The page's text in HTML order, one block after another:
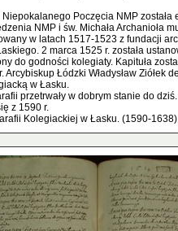
Niepokalanego Poczęcia NMP
NMP i św. Michała Archanioła
w latach 1517-1523 z fundacji
2 marca 1525 r. została
do godności kolegiaty. Kapituła
Arcybiskup Łódzki Władysław Ziółek
w Łasku.
przetrwały w dobrym stanie do dziś.
z 1590 r.
Kolegiackiej w Łasku. (1590-